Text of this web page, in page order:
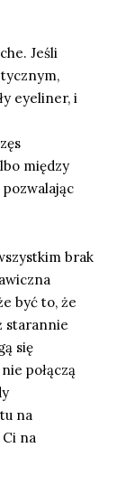
Jeśli
eyeliner, i
między
brak
być to, że
starannie
się
połączą
na
na